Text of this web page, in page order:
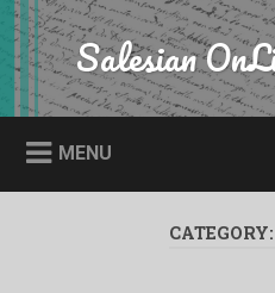
Skip
to
content
Search Salesian
MENU
CATEGORY: